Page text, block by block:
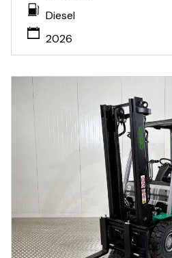
Diesel
2026